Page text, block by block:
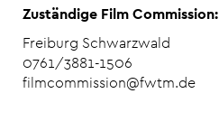
Zuständige Film Commission:
Freiburg Schwarzwald
0761/3881-1506
filmcommission@fwtm.de